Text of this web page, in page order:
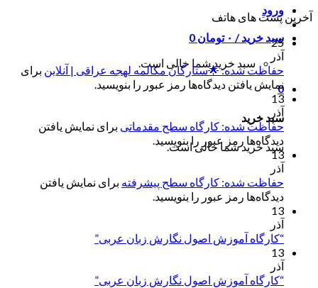
ورود
سبد خرید / ۰ تومان 0
سبد خرید شما خالی است.
0
سبد خرید
سبد خرید شما خالی است.
آخرین پست های هاتف
25
آذر
حفاظت شده: 🌟ستارگان مکالمه لهجه عراقی | آنلاین برای
نمایش یافتن دیدگاه‌ها رمز عبور را بنویسید.
13
آذر
حفاظت شده: کارگاه سطح مقدماتی برای نمایش یافتن
دیدگاه‌ها رمز عبور را بنویسید.
13
آذر
حفاظت شده: کارگاه سطح پیشرفته برای نمایش یافتن
دیدگاه‌ها رمز عبور را بنویسید.
13
آذر
“کارگاه آموزش اصول نگارش زبان عربی”
13
آذر
“کارگاه آموزش اصول نگارش زبان عربی”